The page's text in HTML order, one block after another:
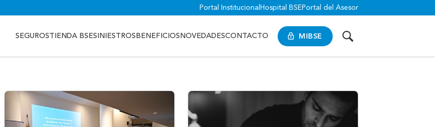
Portal Institucional Hospital BSE Portal del Asesor
MIBSE
SEGUROSTIENDA BSESINIESTROS BENEFICIOS NOVEDADESCONTACTO